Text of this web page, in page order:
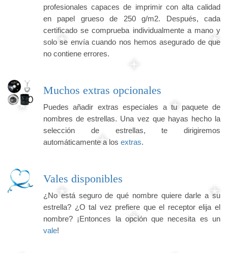
profesionales capaces de imprimir con alta calidad
en papel grueso de 250 g/m2. Después, cada
certificado se comprueba individualmente a mano y
solo se envía cuando nos hemos asegurado de que
no contiene errores.
Muchos extras opcionales
Puedes añadir extras especiales a tu paquete de
nombres de estrellas. Una vez que hayas hecho la
selección de estrellas, te dirigiremos
automáticamente a los extras.
Vales disponibles
¿No está seguro de qué nombre quiere darle a su
estrella? ¿O tal vez prefiere que el receptor elija el
nombre? ¡Entonces la opción que necesita es un
vale!